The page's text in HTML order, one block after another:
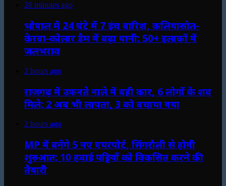
28 minutes ago
भोपाल में 24 घंटे में 7 इंच बारिश, कलियासोत-
केरवा-कोलार डैम में बढ़ा पानी; 50+ इलाकों में
जलभराव
2 hours ago
राजगढ़ में उफनते नाले में बही कार, 6 लोगों के शव
मिले; 2 अब भी लापता, 3 को बचाया गया
2 hours ago
MP में बनेंगे 5 नए एयरपोर्ट, सिंगरौली से होगी
शुरुआत; 10 हवाई पट्टियों को विकसित करने की
तैयारी